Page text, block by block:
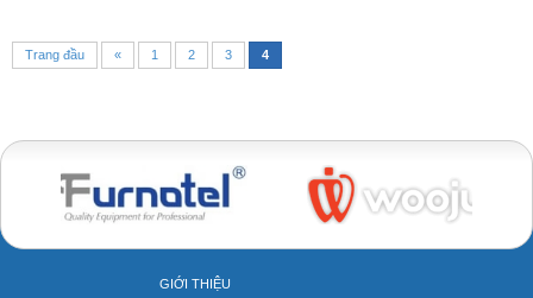
Trang đầu « 1 2 3 4
GIỚI THIỆU